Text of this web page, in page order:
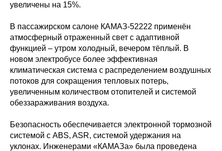
увеличены на 15%.
В пассажирском салоне КАМАЗ-52222 применён
атмосферный отраженный свет с адаптивной
функцией – утром холодный, вечером тёплый. В
новом электробусе более эффективная
климатическая система с распределением воздушных
потоков для сокращения тепловых потерь,
увеличенным количеством отопителей и системой
обеззараживания воздуха.
Безопасность обеспечивается электронной тормозной
системой с ABS, ASR, системой удержания на
уклонах. Инженерами «КАМАЗа» была проведена